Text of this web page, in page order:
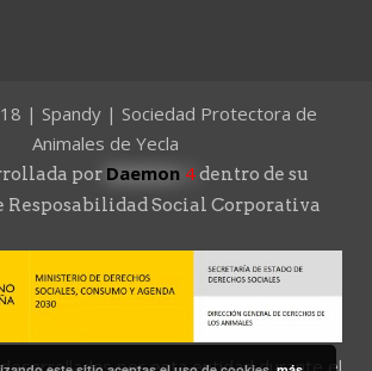
| Spandy | Sociedad Protectora de
Animales de Yecla
por Daemon 4dentro de su
Resposabilidad Social Corporativa